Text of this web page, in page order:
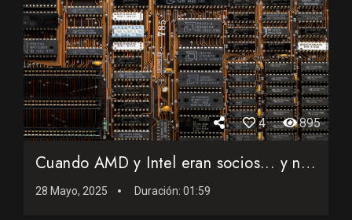
4 895
Cuando AMD y Intel eran socios... y nadie lo sabía
28 Mayo, 2025 Duración: 01:59